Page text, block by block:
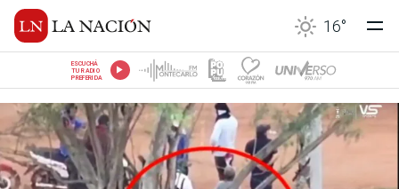
16°
ESCUCHÁ
TU RADIO
PREFERIDA